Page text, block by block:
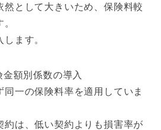
然として大きいため、保険料較
ます。
額別係数の導入
一の保険料率を適用していま
約は、低い契約よりも損害率が